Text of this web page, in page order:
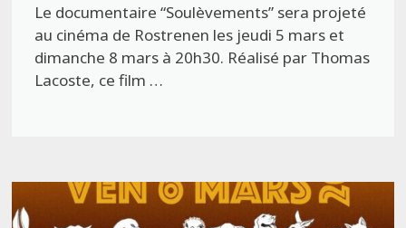
Le documentaire “Soulèvements” sera projeté
au cinéma de Rostrenen les jeudi 5 mars et
dimanche 8 mars à 20h30. Réalisé par Thomas
Lacoste, ce film …